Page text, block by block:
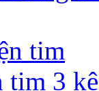
tim
tim 3